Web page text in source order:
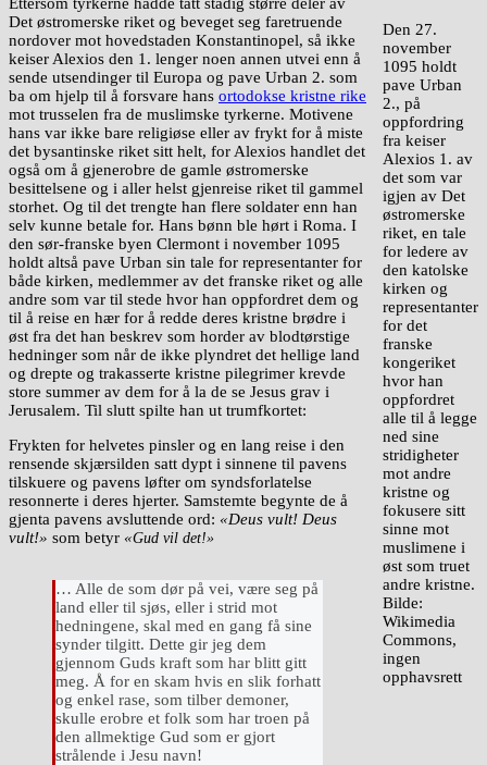
Den 27.
november
1095 holdt
pave Urban
2., på
oppfordring
fra keiser
Alexios 1. av
det som var
igjen av Det
østromerske
riket, en tale
for ledere av
den katolske
kirken og
representanter
for det
franske
kongeriket
hvor han
oppfordret
alle til å legge
ned sine
stridigheter
mot andre
kristne og
fokusere sitt
sinne mot
muslimene i
øst som truet
andre kristne.
Bilde:
Wikimedia
Commons,
ingen
opphavsrett
Det østromerske riket og beveget seg faretruende
nordover mot hovedstaden Konstantinopel, så ikke
keiser Alexios den 1. lenger noen annen utvei enn å
sende utsendinger til Europa og pave Urban 2. som
ba om hjelp til å forsvare hans ortodokse kristne rike
mot trusselen fra de muslimske tyrkerne. Motivene
hans var ikke bare religiøse eller av frykt for å miste
det bysantinske riket sitt helt, for Alexios handlet det
også om å gjenerobre de gamle østromerske
besittelsene og i aller helst gjenreise riket til gammel
storhet. Og til det trengte han flere soldater enn han
selv kunne betale for. Hans bønn ble hørt i Roma. I
den sør-franske byen Clermont i november 1095
holdt altså pave Urban sin tale for representanter for
både kirken, medlemmer av det franske riket og alle
andre som var til stede hvor han oppfordret dem og
til å reise en hær for å redde deres kristne brødre i
øst fra det han beskrev som horder av blodtørstige
hedninger som når de ikke plyndret det hellige land
og drepte og trakasserte kristne pilegrimer krevde
store summer av dem for å la de se Jesus grav i
Jerusalem. Til slutt spilte han ut trumfkortet:
Frykten for helvetes pinsler og en lang reise i den
rensende skjærsilden satt dypt i sinnene til pavens
tilskuere og pavens løfter om syndsforlatelse
resonnerte i deres hjerter. Samstemte begynte de å
gjenta pavens avsluttende ord: «Deus vult! Deus
vult!» som betyr «Gud vil det!»
… Alle de som dør på vei, være seg på
land eller til sjøs, eller i strid mot
hedningene, skal med en gang få sine
synder tilgitt. Dette gir jeg dem
gjennom Guds kraft som har blitt gitt
meg. Å for en skam hvis en slik forhatt
og enkel rase, som tilber demoner,
skulle erobre et folk som har troen på
den allmektige Gud som er gjort
strålende i Jesu navn!